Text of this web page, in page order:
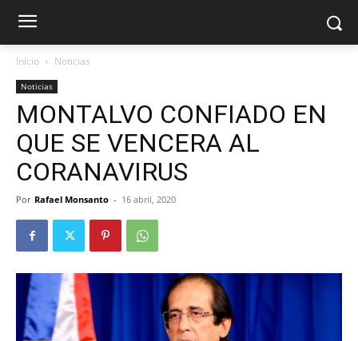
Inicio Noticias
Noticias
MONTALVO CONFIADO EN
QUE SE VENCERA AL
CORANAVIRUS
Por Rafael Monsanto - 16 abril, 2020